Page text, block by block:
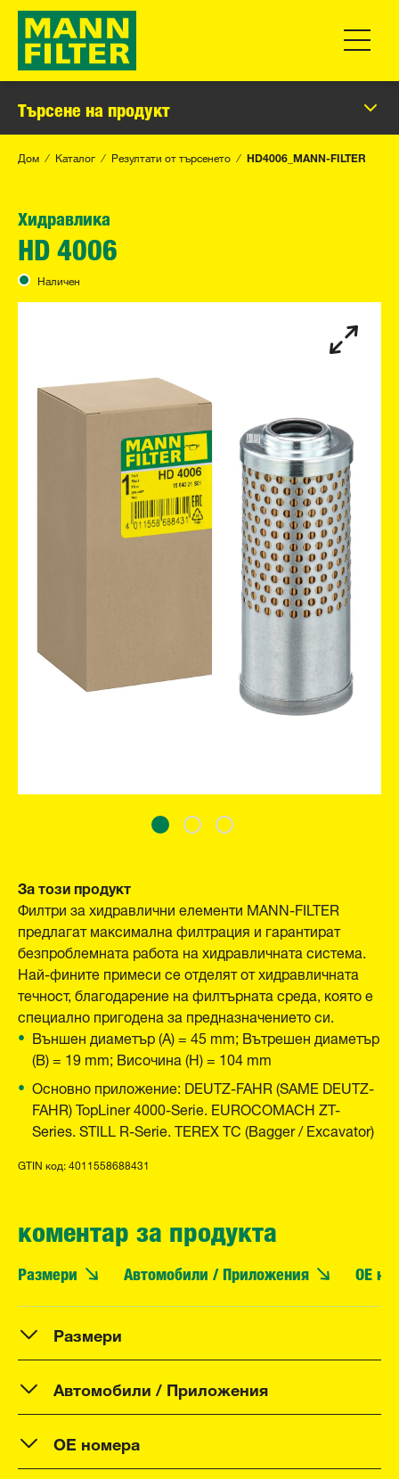
Търсене на продукт
Дом Каталог Резултати от търсенето HD4006_MANN-FILTER
Хидравлика
HD 4006
Наличен
За този продукт
Филтри за хидравлични елементи MANN-FILTER
предлагат максимална филтрация и гарантират
безпроблемната работа на хидравличната система.
Най-фините примеси се отделят от хидравличната
течност, благодарение на филтърната среда, която е
специално пригодена за предназначението си.
Външен диаметър (A) = 45 mm; Вътрешен диаметър
(B) = 19 mm; Височина (H) = 104 mm
Основно приложение: DEUTZ-FAHR (SAME DEUTZ-
FAHR) TopLiner 4000-Serie. EUROCOMACH ZT-
Series. STILL R-Serie. TEREX TC (Bagger / Excavator)
GTIN код: 4011558688431
коментар за продукта
Размери Автомобили / Приложения OE
Размери
Автомобили / Приложения
OE номера